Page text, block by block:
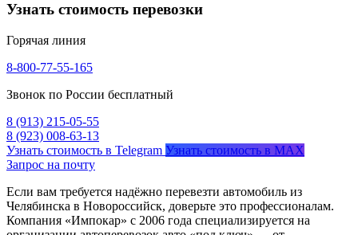
Узнать стоимость перевозки
Горячая линия
8-800-77-55-165
Звонок по России бесплатный
8 (913) 215-05-55
8 (923) 008-63-13
Узнать стоимость в Telegram Узнать стоимость в MAX
Запрос на почту
Если вам требуется надёжно перевезти автомобиль из
Челябинска в Новороссийск, доверьте это профессионалам.
Компания «Импокар» с 2006 года специализируется на